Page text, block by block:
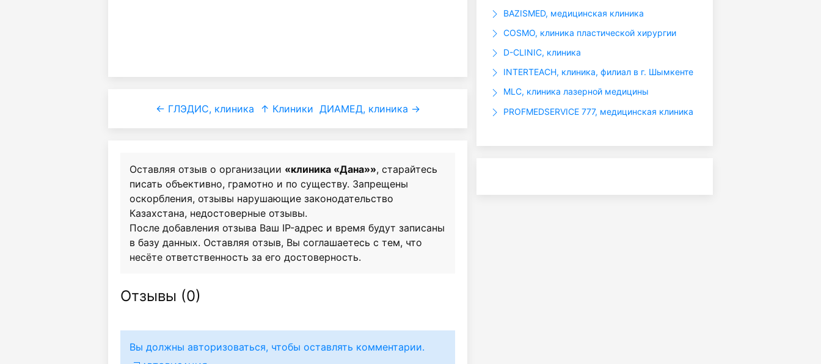
← ГЛЭДИС, клиника ↑ Клиники ДИАМЕД, клиника →
Оставляя отзыв о организации «клиника «Дана»», старайтесь
писать объективно, грамотно и по существу. Запрещены
оскорбления, отзывы нарушающие законодательство
Казахстана, недостоверные отзывы.
После добавления отзыва Ваш IP-адрес и время будут записаны
в базу данных. Оставляя отзыв, Вы соглашаетесь с тем, что
несёте ответственность за его достоверность.
Отзывы (0)
Вы должны авторизоваться, чтобы оставлять комментарии.
BAZISMED, медицинская клиника
COSMO, клиника пластической хирургии
D-CLINIC, клиника
INTERTEACH, клиника, филиал в г. Шымкенте
MLC, клиника лазерной медицины
PROFMEDSERVICE 777, медицинская клиника